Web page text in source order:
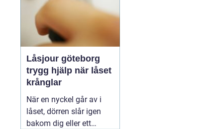
augusti 2026
Låsjour göteborg
trygg hjälp när låset
krånglar
När en nyckel går av i
låset, dörren slår igen
bakom dig eller ett